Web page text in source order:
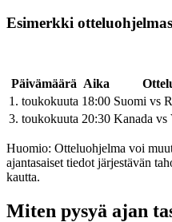
Esimerkki
Päivämäärä Aika
1. toukokuuta 18:00 Suomi vs
3. toukokuuta 20:30 Kanada vs
Huomio: Otteluohjelma voi
ajantasaiset tiedot järjestävän
kautta.
Miten pysyä ajan